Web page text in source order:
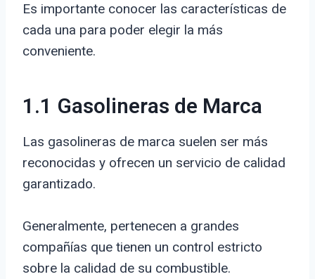
Es importante conocer las características de
cada una para poder elegir la más
conveniente.
1.1 Gasolineras de Marca
Las gasolineras de marca suelen ser más
reconocidas y ofrecen un servicio de calidad
garantizado.
Generalmente, pertenecen a grandes
compañías que tienen un control estricto
sobre la calidad de su combustible.